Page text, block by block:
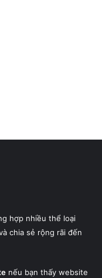
hợp nhiều thể loại
chia sẻ rộng rãi đến
nếu bạn thấy website